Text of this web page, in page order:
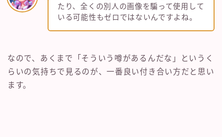
たり、全くの別人の画像を騙って使用して
いる可能性もゼロではないんですよね。
なので、あくまで「そういう噂があるんだな」というく
らいの気持ちで見るのが、一番良い付き合い方だと思い
ます。